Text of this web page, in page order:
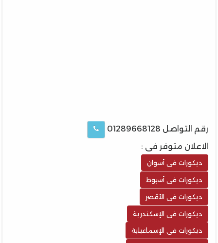
رقم التواصل 01289668128
الاعلان متوفر فى :
ديكورات فى أسوان
ديكورات فى أسيوط
ديكورات فى الأقصر
ديكورات فى الإسكندرية
ديكورات فى الإسماعيلية